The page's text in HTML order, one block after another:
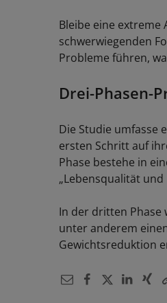
Bleibe eine extreme
schwerwiegenden
Probleme führen,
Drei-Phasen-
Die Studie umfasse
ersten Schritt auf
Phase bestehe in
„Lebensqualität
In der dritten Phase
unter anderem
Gewichtsreduktion